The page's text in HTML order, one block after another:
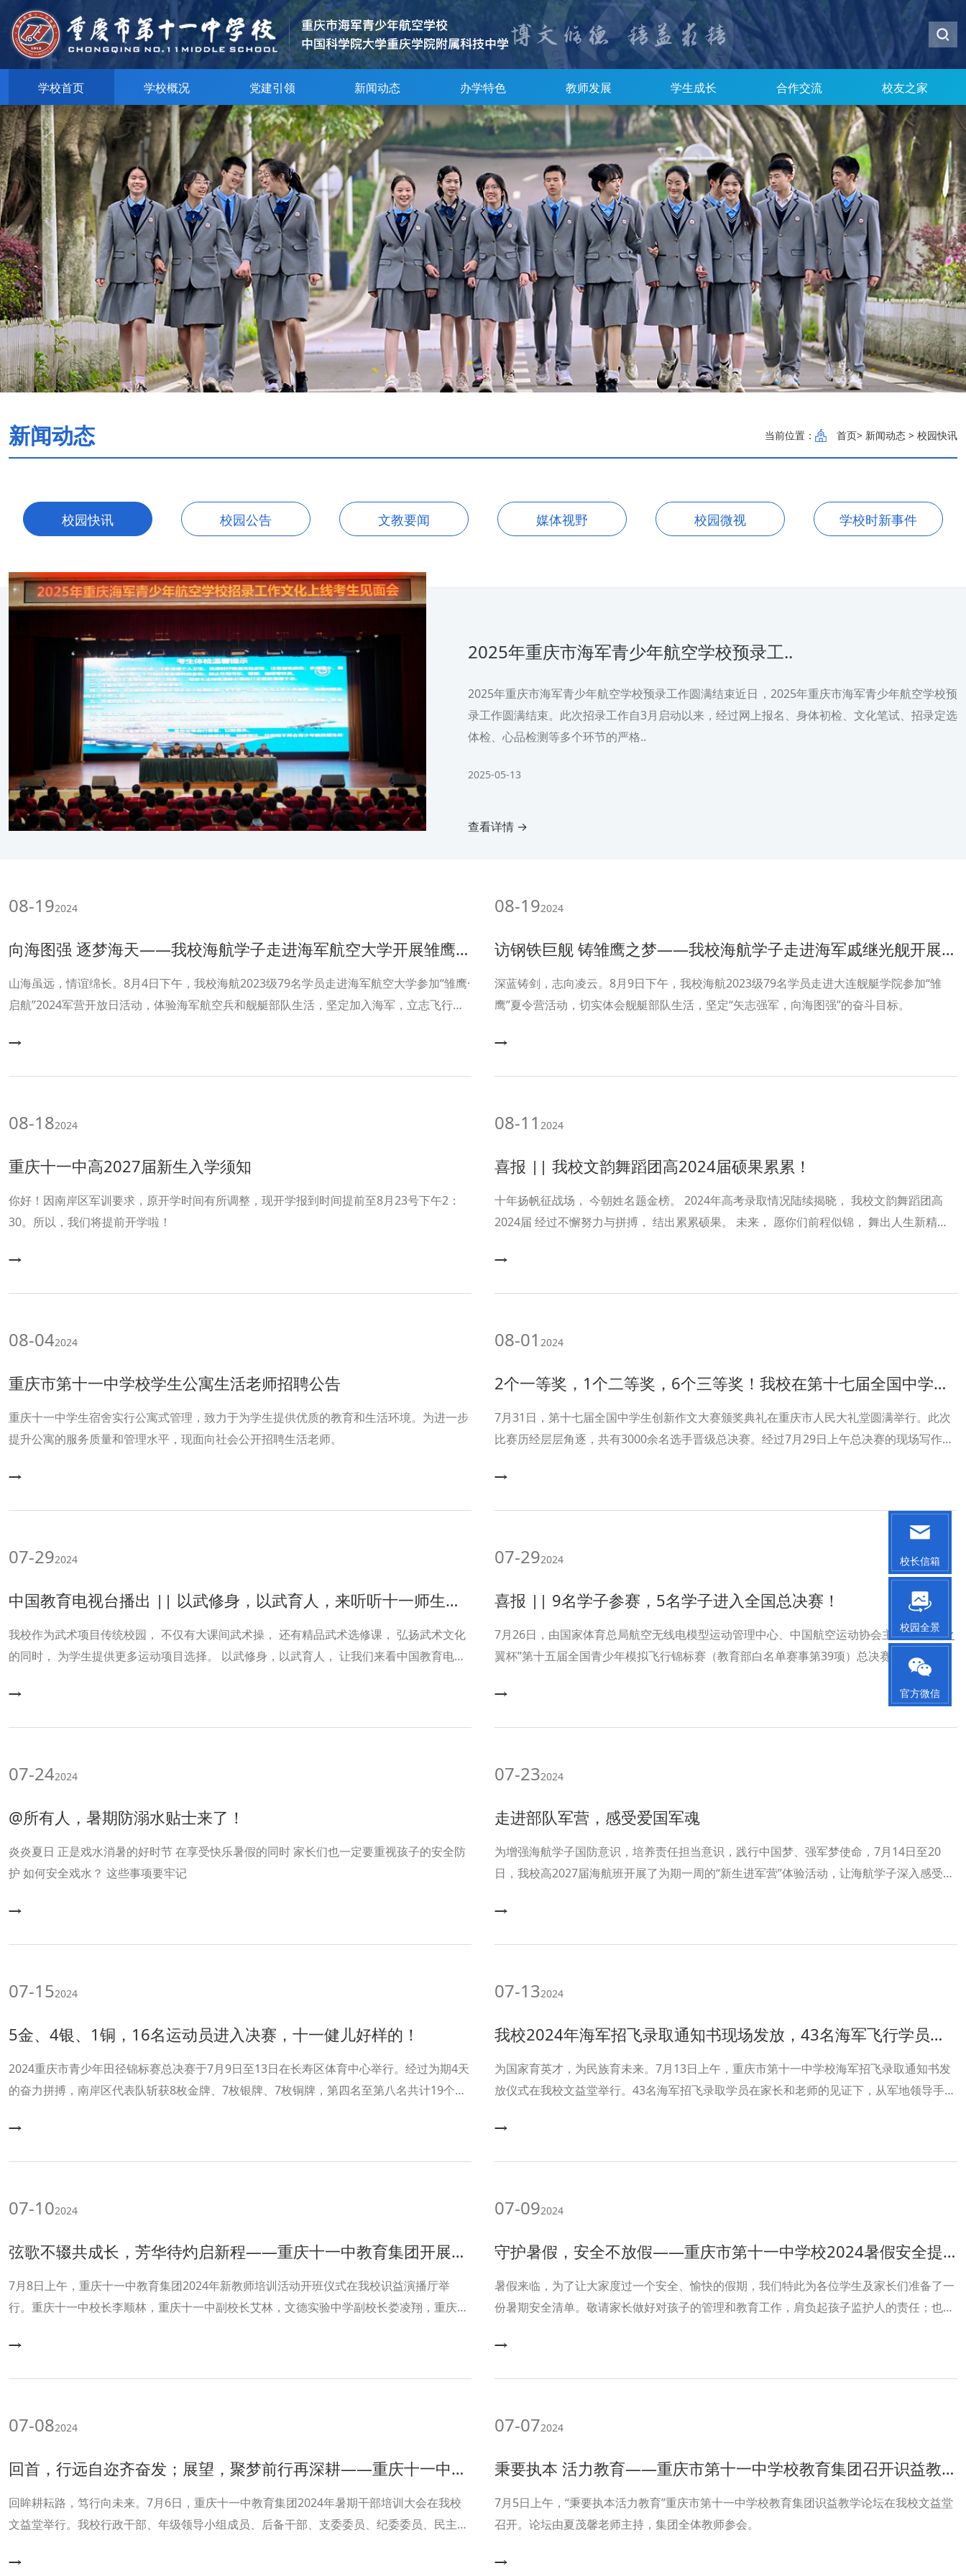
学校首页 学校概况 党建引领 新闻动态 办学特色 教师发展 学生成长 合作交流 校友之家
校长信箱
校园全景
官方微信
新闻动态 当前位置： 首页> 新闻动态 > 校园快讯
校园快讯 校园公告 文教要闻 媒体视野 校园微视 学校时新事件
2025年重庆市海军青少年航空学校预录工..
2025年重庆市海军青少年航空学校预录工作圆满结束近日，2025年重庆市海军青少年航空学校预
录工作圆满结束。此次招录工作自3月启动以来，经过网上报名、身体初检、文化笔试、招录定选
体检、心品检测等多个环节的严格..
2025-05-13
查看详情 →
08-192024
向海图强 逐梦海天——我校海航学子走进海军航空大学开展雏鹰夏令营活动
山海虽远，情谊绵长。8月4日下午，我校海航2023级79名学员走进海军航空大学参加“雏鹰·
启航”2024军营开放日活动，体验海军航空兵和舰艇部队生活，坚定加入海军，立志飞行的
08-192024
访钢铁巨舰 铸雏鹰之梦——我校海航学子走进海军戚继光舰开展雏鹰夏令营活动
深蓝铸剑，志向凌云。8月9日下午，我校海航2023级79名学员走进大连舰艇学院参加“雏
鹰”夏令营活动，切实体会舰艇部队生活，坚定“矢志强军，向海图强”的奋斗目标。
08-182024
重庆十一中高2027届新生入学须知
你好！因南岸区军训要求，原开学时间有所调整，现开学报到时间提前至8月23号下午2：
30。所以，我们将提前开学啦！
08-11 2024
喜报 || 我校文韵舞蹈团高2024届硕果累累！
十年扬帆征战场， 今朝姓名题金榜。 2024年高考录取情况陆续揭晓， 我校文韵舞蹈团高
2024届 经过不懈努力与拼搏， 结出累累硕果。 未来， 愿你们前程似锦， 舞出人生新精
08-042024
重庆市第十一中学校学生公寓生活老师招聘公告
重庆十一中学生宿舍实行公寓式管理，致力于为学生提供优质的教育和生活环境。为进一步
提升公寓的服务质量和管理水平，现面向社会公开招聘生活老师。
08-01 2024
2个一等奖，1个二等奖，6个三等奖！我校在第十七届全国中学生创新作文大赛中斩获佳绩
7月31日，第十七届全国中学生创新作文大赛颁奖典礼在重庆市人民大礼堂圆满举行。此次
比赛历经层层角逐，共有3000余名选手晋级总决赛。经过7月29日上午总决赛的现场写作，
6名学生获三等奖！
07-292024
中国教育电视台播出 || 以武修身，以武育人，来听听十一师生的感悟与收获
我校作为武术项目传统校园， 不仅有大课间武术操， 还有精品武术选修课， 弘扬武术文化
的同时， 为学生提供更多运动项目选择。 以武修身，以武育人， 让我们来看中国教育电视
07-292024
喜报 || 9名学子参赛，5名学子进入全国总决赛！
7月26日，由国家体育总局航空无线电模型运动管理中心、中国航空运动协会主办的“滑翔之
翼杯”第十五届全国青少年模拟飞行锦标赛（教育部白名单赛事第39项）总决赛在海南博鳌
07-242024
@所有人，暑期防溺水贴士来了！
炎炎夏日 正是戏水消暑的好时节 在享受快乐暑假的同时 家长们也一定要重视孩子的安全防
护 如何安全戏水？ 这些事项要牢记
07-232024
走进部队军营，感受爱国军魂
为增强海航学子国防意识，培养责任担当意识，践行中国梦、强军梦使命，7月14日至20
日，我校高2027届海航班开展了为期一周的“新生进军营”体验活动，让海航学子深入感受军
07-152024
5金、4银、1铜，16名运动员进入决赛，十一健儿好样的！
2024重庆市青少年田径锦标赛总决赛于7月9日至13日在长寿区体育中心举行。经过为期4天
的奋力拼搏，南岸区代表队斩获8枚金牌、7枚银牌、7枚铜牌，第四名至第八名共计19个。
四名、2个第五名、2个第六名、3个第八名。
07-132024
我校2024年海军招飞录取通知书现场发放，43名海军飞行学员从这里“起飞”！
为国家育英才，为民族育未来。7月13日上午，重庆市第十一中学校海军招飞录取通知书发
放仪式在我校文益堂举行。43名海军招飞录取学员在家长和老师的见证下，从军地领导手中
07-102024
弦歌不辍共成长，芳华待灼启新程——重庆十一中教育集团开展2024年新教师培训
7月8日上午，重庆十一中教育集团2024年新教师培训活动开班仪式在我校识益演播厅举
行。重庆十一中校长李顺林，重庆十一中副校长艾林，文德实验中学副校长娄凌翔，重庆十
卫出席。会议由甘恬和石颖两位青年教师主持，教育集团75位新教师参加。
07-092024
守护暑假，安全不放假——重庆市第十一中学校2024暑假安全提示清单
暑假来临，为了让大家度过一个安全、愉快的假期，我们特此为各位学生及家长们准备了一
份暑期安全清单。敬请家长做好对孩子的管理和教育工作，肩负起孩子监护人的责任；也希
07-082024
回首，行远自迩齐奋发；展望，聚梦前行再深耕——重庆十一中教育集团开展2024年暑期干部培训大会
回眸耕耘路，笃行向未来。7月6日，重庆十一中教育集团2024年暑期干部培训大会在我校
文益堂举行。我校行政干部、年级领导小组成员、后备干部、支委委员、纪委委员、民主党
成长与突破的旅程。
07-072024
秉要执本 活力教育——重庆市第十一中学校教育集团召开识益教学论坛
7月5日上午，“秉要执本活力教育”重庆市第十一中学校教育集团识益教学论坛在我校文益堂
召开。论坛由夏茂馨老师主持，集团全体教师参会。